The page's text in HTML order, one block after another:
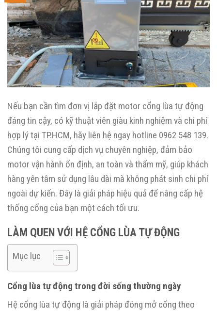
Nếu bạn cần tìm đơn vị lắp đặt motor cổng lùa tự động
đáng tin cậy, có kỹ thuật viên giàu kinh nghiệm và chi phí
hợp lý tại TP.HCM, hãy liên hệ ngay hotline 0962 548 139.
Chúng tôi cung cấp dịch vụ chuyên nghiệp, đảm bảo
motor vận hành ổn định, an toàn và thẩm mỹ, giúp khách
hàng yên tâm sử dụng lâu dài mà không phát sinh chi phí
ngoài dự kiến. Đây là giải pháp hiệu quả để nâng cấp hệ
thống cổng của bạn một cách tối ưu.
LÀM QUEN VỚI HỆ CỔNG LÙA TỰ ĐỘNG
Mục lục
Cổng lùa tự động trong đời sống thường ngày
Hệ cổng lùa tự động là giải pháp đóng mở cổng theo